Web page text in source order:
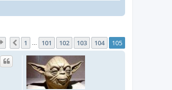
Page 105 sur105
Précédent
1 101 102 103 104 105